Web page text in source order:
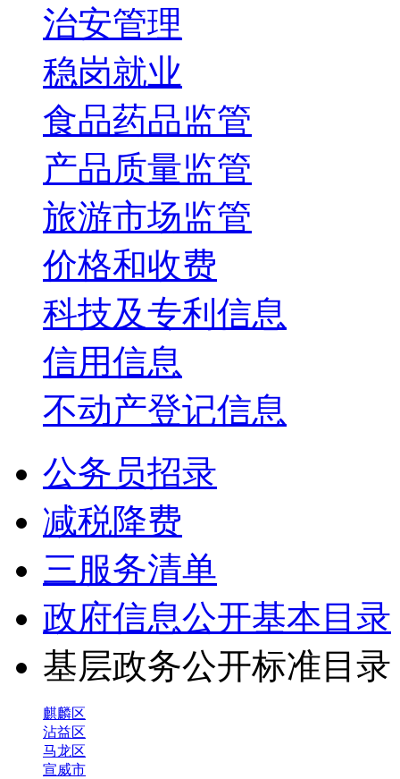
治安管理
稳岗就业
食品药品监管
产品质量监管
旅游市场监管
价格和收费
科技及专利信息
信用信息
不动产登记信息
公务员招录
减税降费
三服务清单
政府信息公开基本目录
基层政务公开标准目
麒麟区
沾益区
马龙区
宣威市